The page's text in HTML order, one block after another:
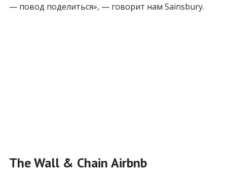
— повод поделиться», — говорит нам Sainsbury.
The Wall & Chain Airbnb